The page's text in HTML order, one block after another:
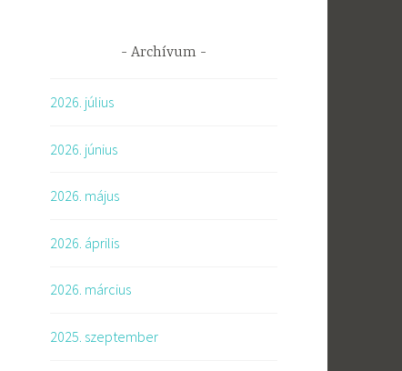
Archívum
2026. július
2026. június
2026. május
2026. április
2026. március
2025. szeptember